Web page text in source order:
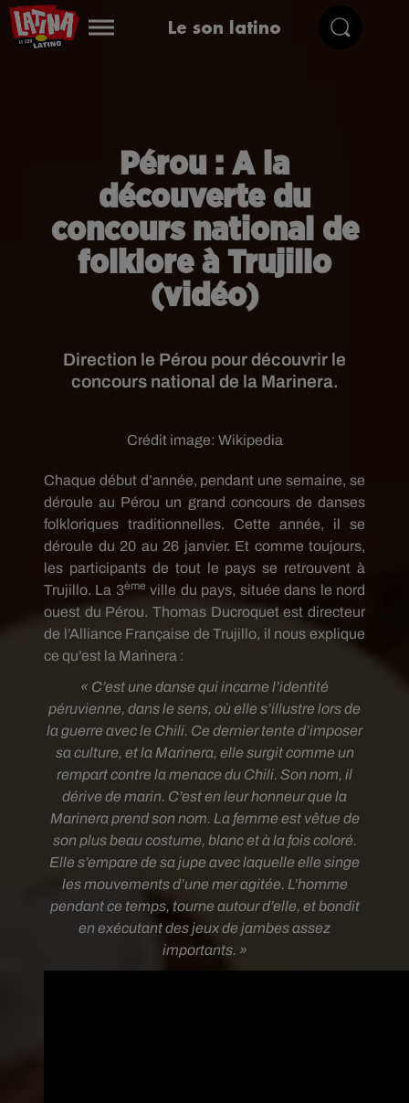
Le son latino
Pérou : A la
découverte du
concours national de
folklore à Trujillo
(vidéo)
Direction le Pérou pour découvrir le
concours national de la Marinera.
Crédit image: Wikipedia
Chaque début d’année, pendant une semaine, se
déroule au Pérou un grand concours de danses
folkloriques traditionnelles. Cette année, il se
déroule du 20 au 26 janvier. Et comme toujours,
les participants de tout le pays se retrouvent à
Trujillo. La 3ème ville du pays, située dans le nord
ouest du Pérou. Thomas Ducroquet est directeur
de l’Alliance Française de Trujillo, il nous explique
ce qu’est la Marinera :
« C’est une danse qui incarne l’identité
péruvienne, dans le sens, où elle s’illustre lors de
la guerre avec le Chili. Ce dernier tente d’imposer
sa culture, et la Marinera, elle surgit comme un
rempart contre la menace du Chili. Son nom, il
dérive de marin. C’est en leur honneur que la
Marinera prend son nom. La femme est vêtue de
son plus beau costume, blanc et à la fois coloré.
Elle s’empare de sa jupe avec laquelle elle singe
les mouvements d’une mer agitée. L’homme
pendant ce temps, tourne autour d’elle, et bondit
en exécutant des jeux de jambes assez
importants. »